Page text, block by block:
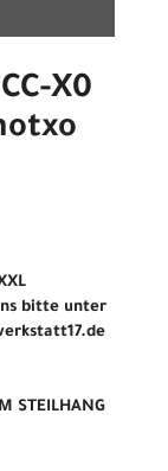
X0
bitte unter
STEILHANG